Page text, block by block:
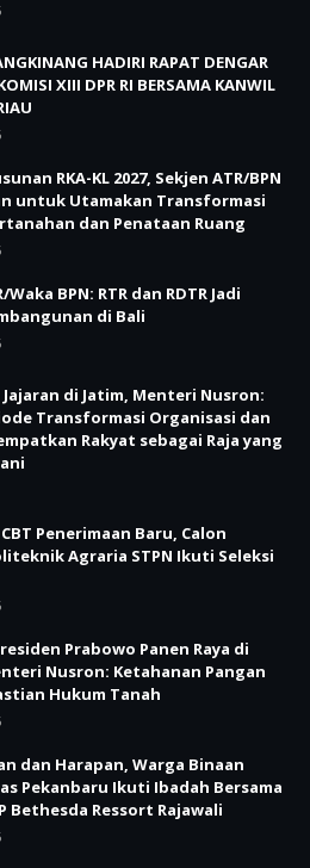
HADIRI RAPAT DENGAR
XIII DPR RI BERSAMA KANWIL
RKA-KL 2027, Sekjen ATR/BPN
untuk Utamakan Transformasi
dan Penataan Ruang
Waka BPN: RTR dan RDTR Jadi
di Bali
di Jatim, Menteri Nusron:
Transformasi Organisasi dan
Rakyat sebagai Raja yang
Penerimaan Baru, Calon
Agraria STPN Ikuti Seleksi
Prabowo Panen Raya di
Nusron: Ketahanan Pangan
Hukum Tanah
dan Harapan, Warga Binaan
Pekanbaru Ikuti Ibadah Bersama
Bethesda Ressort Rajawali